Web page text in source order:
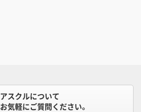
アスクルについて
お気軽にご質問ください。